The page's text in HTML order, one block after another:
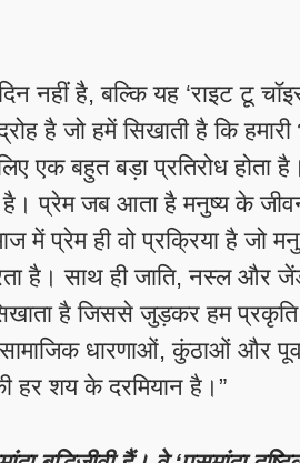
नहीं है, बल्कि यह ‘राइट टू
है जो हमें सिखाती है कि हमारी
एक बहुत बड़ा प्रतिरोध होता
है। प्रेम जब आता है मनुष्य के
में प्रेम ही वो प्रक्रिया है जो
है। साथ ही जाति, नस्ल और
है जिससे जुड़कर हम
धारणाओं, कुंठाओं और
हर शय के दरमियान है।”